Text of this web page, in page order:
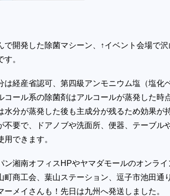
で開発した除菌マシーン、↑イベント会場で沢
。
は経産省認可、第四級アンモニウム塩（塩化
コール系の除菌剤はアルコールが蒸発した時
水分が蒸発した後も主成分が残るため効果が
不要で、ドアノブや洗面所、便器、テーブル
できます。
ン湘南オフィスHPやヤマダモールのオンライ
町商工会、葉山ステーション、逗子市池田通
メイさんも！先日は九州へ発送しました。